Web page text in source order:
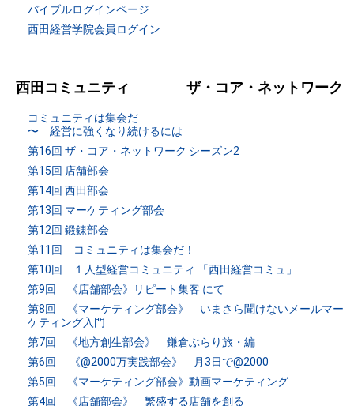
バイブルログインページ
西田経営学院会員ログイン
西田コミュニティ ザ・コア・ネットワーク
コミュニティは集会だ
〜 経営に強くなり続けるには
第16回 ザ・コア・ネットワーク シーズン2
第15回 店舗部会
第14回 西田部会
第13回 マーケティング部会
第12回 鍛錬部会
第11回 コミュニティは集会だ！
第10回 １人型経営コミュニティ 「西田経営コミュ」
第9回 《店舗部会》リピート集客 にて
第8回 《マーケティング部会》 いまさら聞けないメールマー
ケティング入門
第7回 《地方創生部会》 鎌倉ぶらり旅・編
第6回 《@2000万実践部会》 月3日で@2000
第5回 《マーケティング部会》動画マーケティング
第4回 《店舗部会》 繁盛する店舗を創る